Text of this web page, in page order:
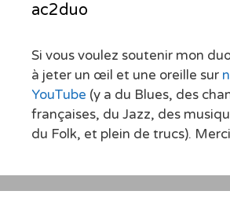
ac2duo
Si vous voulez soutenir mon
à jeter un œil et une oreille sur
YouTube (y a du Blues, des
françaises, du Jazz, des
du Folk, et plein de trucs).